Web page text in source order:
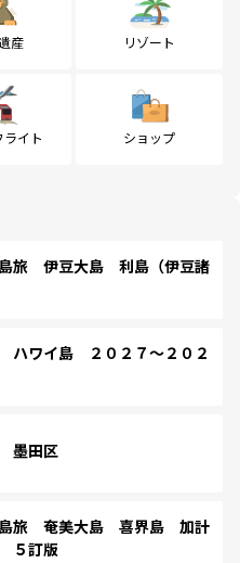
産 リゾート
イト ショップ
旅 伊豆大島 利島（伊豆諸
ワイ島 ２０２７～２０２
墨田区
旅 奄美大島 喜界島 加計
５訂版